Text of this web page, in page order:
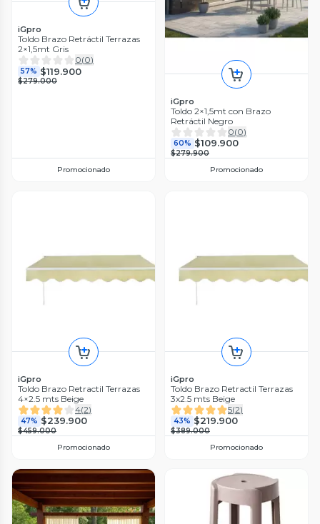
iGpro
Toldo Brazo Retráctil Terrazas
2×1,5mt Gris
0(0)
57% $119.900
$279.000
Promocionado
iGpro
Toldo 2×1,5mt con Brazo
Retráctil Negro
0(0)
60% $109.900
$279.900
Promocionado
iGpro
Toldo Brazo Retractil Terrazas
4×2.5 mts Beige
4(2)
47% $239.900
$459.000
Promocionado
iGpro
Toldo Brazo Retractil Terrazas
3x2.5 mts Beige
5(2)
43% $219.900
$389.000
Promocionado